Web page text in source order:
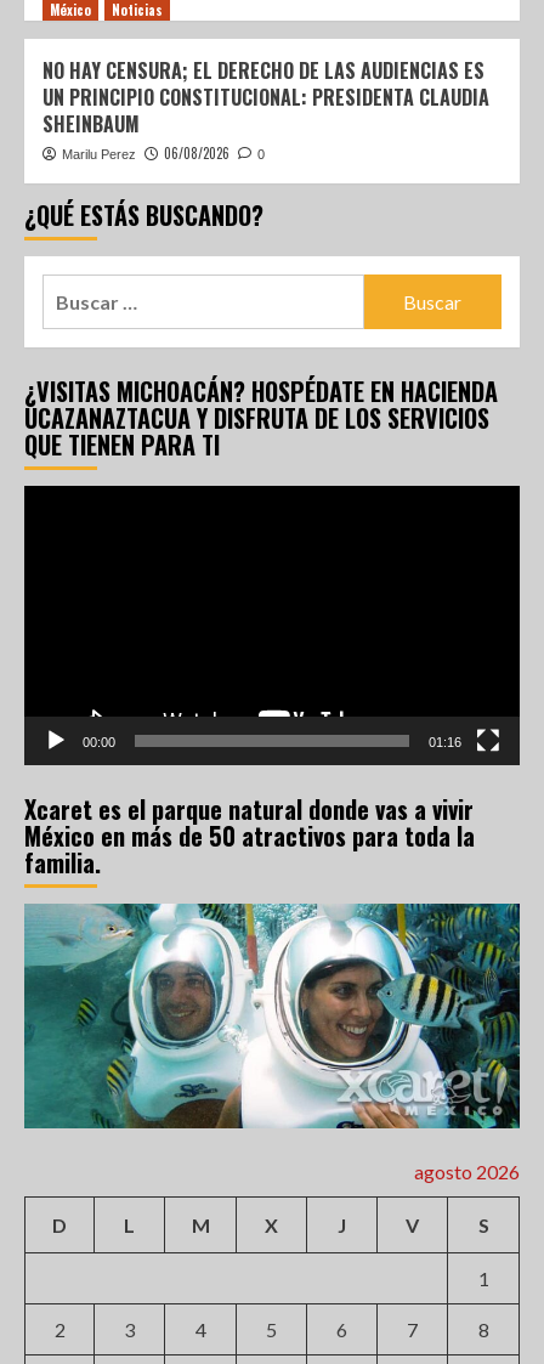
México
Noticias
NO HAY CENSURA; EL DERECHO DE LAS AUDIENCIAS ES
UN PRINCIPIO CONSTITUCIONAL: PRESIDENTA CLAUDIA
SHEINBAUM
Marilu Perez 06/08/2026 0
¿QUÉ ESTÁS BUSCANDO?
¿VISITAS MICHOACÁN? HOSPÉDATE EN HACIENDA
UCAZANAZTACUA Y DISFRUTA DE LOS SERVICIOS
QUE TIENEN PARA TI
00:00 01:16
Xcaret es el parque natural donde vas a vivir
México en más de 50 atractivos para toda la
familia.
agosto 2026
D L M X J V S
1
2 3 4 5 6 7 8